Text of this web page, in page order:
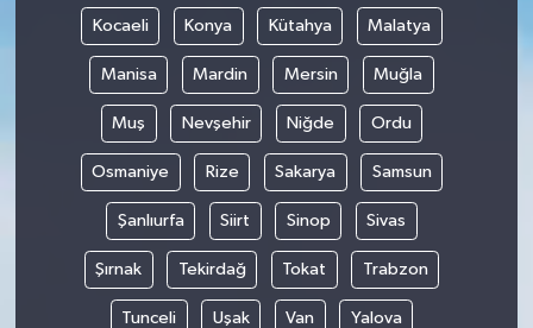
Kocaeli Konya Kütahya Malatya
Manisa Mardin Mersin Muğla
Muş Nevşehir Niğde Ordu
Osmaniye Rize Sakarya Samsun
Şanlıurfa Siirt Sinop Sivas
Şırnak Tekirdağ Tokat Trabzon
Tunceli Uşak Van Yalova